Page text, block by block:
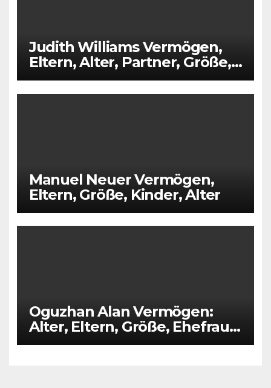
Judith Williams Vermögen,
Eltern, Alter, Partner, Größe,
Kinder
Manuel Neuer Vermögen,
Eltern, Größe, Kinder, Alter
Oguzhan Alan Vermögen:
Alter, Eltern, Größe, Ehefrau,
Kinder